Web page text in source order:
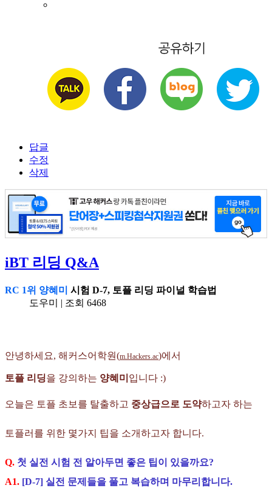
답글
수정
삭제
iBT 리딩 Q&A
RC 1위 양혜미 시험 D-7, 토플 리딩 파이널 학습법
도우미 | 조회 6468
안녕하세요, 해커스어학원(m.Hackers.ac)에서
토플 리딩을 강의하는 양혜미 입니다 :)
오늘은 토플 초보를 탈출하고 중상급으로 도약하고자 하는
토플러를 위한 몇가지 팁을 소개하고자 합니다.
Q. 첫 실전 시험 전 알아두면 좋은 팁이 있을까요?
A1. [D-7] 실전 문제들을 풀고 복습하며 마무리합니다.